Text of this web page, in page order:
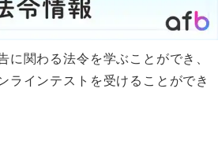
関わる法令を学ぶことができ、
ラインテストを受けることができ